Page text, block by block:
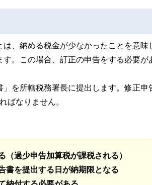
、納める税金が少なかったことを意
。この場合、訂正の申告をする必要が
を所轄税務署長に提出します。修正
ばなりません。
（過少申告加算税が課税される）
書を提出する日が納期限となる